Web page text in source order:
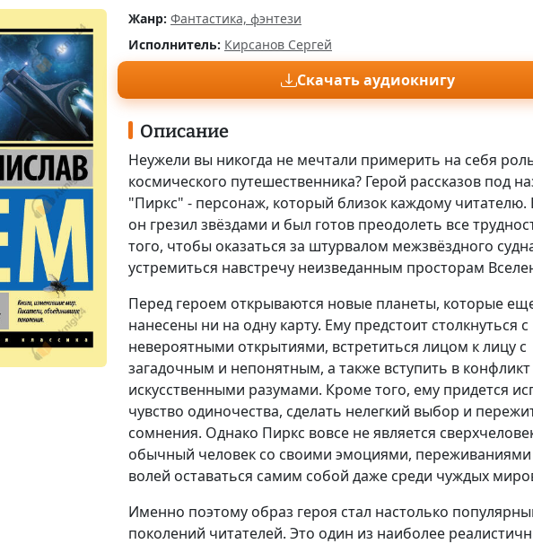
Жанр: Фантастика, фэнтези
Исполнитель: Кирсанов Сергей
Скачать аудиокнигу
Описание
Неужели вы никогда не мечтали примерить на себя
космического путешественника? Герой рассказов под
"Пиркс" - персонаж, который близок каждому читателю.
он грезил звёздами и был готов преодолеть все
того, чтобы оказаться за штурвалом межзвёздного
устремиться навстречу неизведанным просторам
Перед героем открываются новые планеты, которые
нанесены ни на одну карту. Ему предстоит столкнуться с
невероятными открытиями, встретиться лицом к лицу с
загадочным и непонятным, а также вступить в конфликт
искусственными разумами. Кроме того, ему придется
чувство одиночества, сделать нелегкий выбор и
сомнения. Однако Пиркс вовсе не является
обычный человек со своими эмоциями, переживаниями
волей оставаться самим собой даже среди чуждых
Именно поэтому образ героя стал настолько
поколений читателей. Это один из наиболее